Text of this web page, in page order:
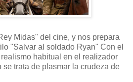
Midas" del cine, y nos prepara
"Salvar al soldado Ryan" Con el
habitual en el realizador
se trata de plasmar la crudeza de